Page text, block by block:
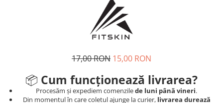
17,00 RON 15,00 RON
📦 Cum funcționează livrarea?
Procesăm și expediem comenzilede luni până vineri.
Din momentul în care coletul ajunge la curier, livrarea durează